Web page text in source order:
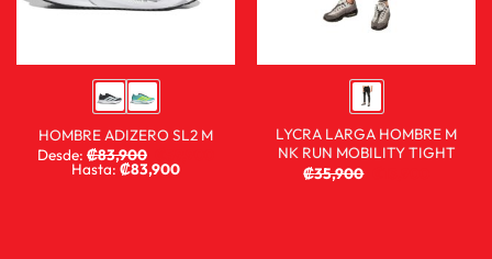
HOMBRE ADIZERO SL2 M
Desde: ₡83,900
Hasta:₡83,900
LYCRA LARGA HOMBRE M
NK RUN MOBILITY TIGHT
₡35,900